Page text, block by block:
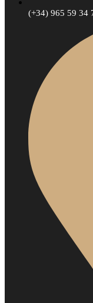
(+34) 965 59 34